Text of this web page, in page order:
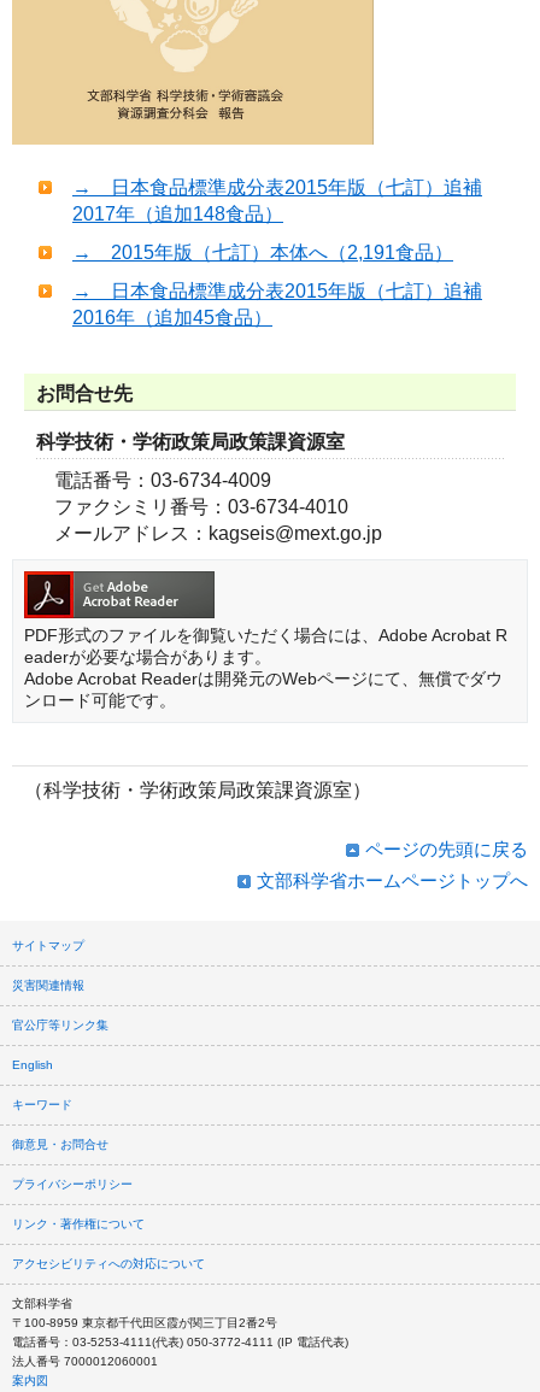
→ 日本食品標準成分表2015年版（七訂）追補
2017年（追加148食品）
→ 2015年版（七訂）本体へ（2,191食品）
→ 日本食品標準成分表2015年版（七訂）追補
2016年（追加45食品）
お問合せ先
科学技術・学術政策局政策課資源室
電話番号：03-6734-4009
ファクシミリ番号：03-6734-4010
メールアドレス：kagseis@mext.go.jp
PDF形式のファイルを御覧いただく場合には、Adobe Acrobat R
eaderが必要な場合があります。
Adobe Acrobat Readerは開発元のWebページにて、無償でダウ
ンロード可能です。
（科学技術・学術政策局政策課資源室）
ページの先頭に戻る
文部科学省ホームページトップへ
サイトマップ
災害関連情報
官公庁等リンク集
English
キーワード
御意見・お問合せ
プライバシーポリシー
リンク・著作権について
アクセシビリティへの対応について
文部科学省
〒100-8959 東京都千代田区霞が関三丁目2番2号
電話番号：03-5253-4111(代表) 050-3772-4111 (IP 電話代表)
法人番号 7000012060001
案内図